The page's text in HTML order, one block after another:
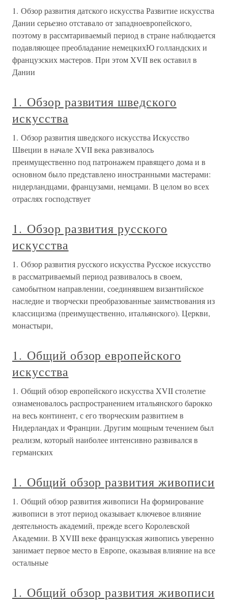
1. Обзор развития датского искусства Развитие искусства
Дании серьезно отставало от западноевропейского,
поэтому в рассмтариваемый период в стране наблюдается
подавляющее преобладание немецкихЮ голландских и
французских мастеров. При этом XVII век оставил в
Дании
1. Обзор развития шведского
искусства
1. Обзор развития шведского искусства Искусство
Швеции в начале XVII века равзивалось
преимущественно под патронажем правящего дома и в
основном было представлено иностранными мастерами:
нидерландцами, французами, немцами. В целом во всех
отраслях господствует
1. Обзор развития русского
искусства
1. Обзор развития русского искусства Русское искусство
в рассматриваемый период развивалось в своем,
самобытном направлении, соединявшем византийское
наследие и творчески преобразованные заимствования из
классицизма (преимущественно, итальянского). Церкви,
монастыри,
1. Общий обзор европейского
искусства
1. Общий обзор европейского искусства XVII столетие
ознаменовалось распространением итальянского барокко
на весь континент, с его творческим развитием в
Нидерландах и Франции. Другим мощным течением был
реализм, который наиболее интенсивно развивался в
германских
1. Общий обзор развития живописи
1. Общий обзор развития живописи На формирование
живописи в этот период оказывает ключевое влияние
деятельность академий, прежде всего Королевской
Академии. В XVIII веке французская живопись уверенно
занимает первое место в Европе, оказывая влияние на все
остальные
1. Общий обзор развития живописи